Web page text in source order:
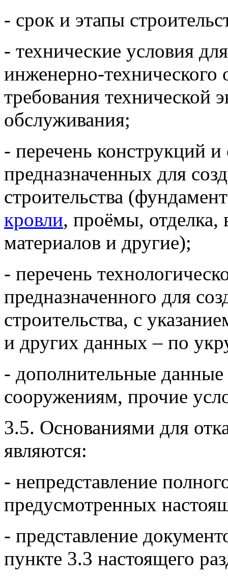
- срок и этапы
- технические условия
инженерно-технического
требования технической
обслуживания;
- перечень конструкций
предназначенных для
строительства
кровли, проёмы, отделка,
материалов и другие);
- перечень
предназначенного для
строительства, с
и других данных – по
- дополнительные
сооружениям, прочие
3.5. Основаниями для
являются:
- непредставление
предусмотренных
- представление
пункте 3.3 настоящего